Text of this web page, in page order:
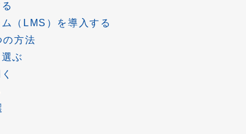
（LMS）を導入する
の方法
ぶ